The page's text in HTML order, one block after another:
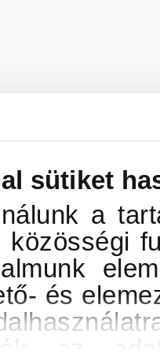
sütiket
a
közösségi
és